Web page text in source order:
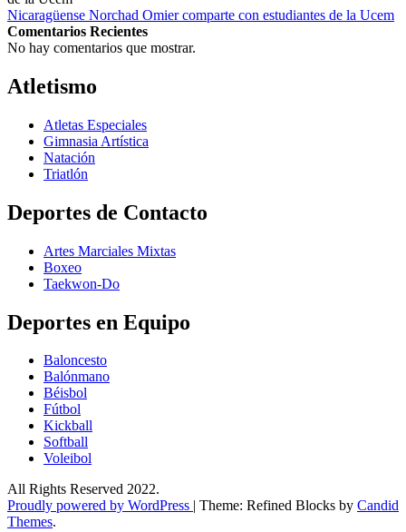
Nicaragüense Norchad Omier comparte con estudiantes de la Ucem
Comentarios Recientes
No hay comentarios que mostrar.
Atletismo
Atletas Especiales
Gimnasia Artística
Natación​
Triatlón​
Deportes de Contacto
Artes Marciales Mixtas
Boxeo
Taekwon-Do
Deportes en Equipo
Baloncesto
Balónmano
Béisbol
Fútbol
Kickball​
Softball​
Voleibol​
All Rights Reserved 2022.
Proudly powered by WordPress
Theme: Refined Blocks by Candid
Themes.